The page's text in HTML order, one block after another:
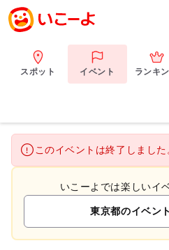
スポット イベント ランキ
このイベントは終了しました
いこーよでは楽しいイ
東京都のイベン